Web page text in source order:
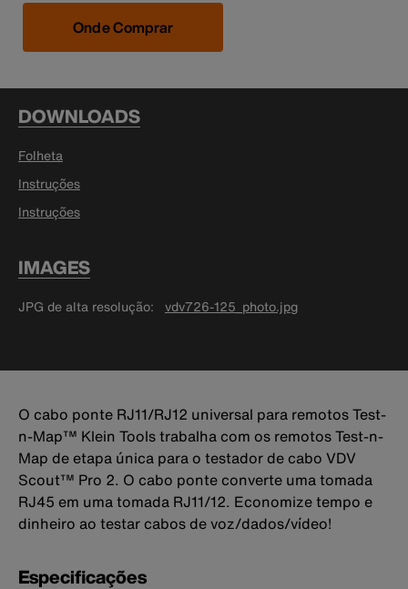
Onde Comprar
DOWNLOADS
Folheta
Instruções
Instruções
IMAGES
JPG de alta resolução vdv726-125_photo.jpg
O cabo ponte RJ11/RJ12 universal para remotos Test-
n-Map™ Klein Tools trabalha com os remotos Test-n-
Map de etapa única para o testador de cabo VDV
Scout™ Pro 2. O cabo ponte converte uma tomada
RJ45 em uma tomada RJ11/12. Economize tempo e
dinheiro ao testar cabos de voz/dados/vídeo!
Especificações